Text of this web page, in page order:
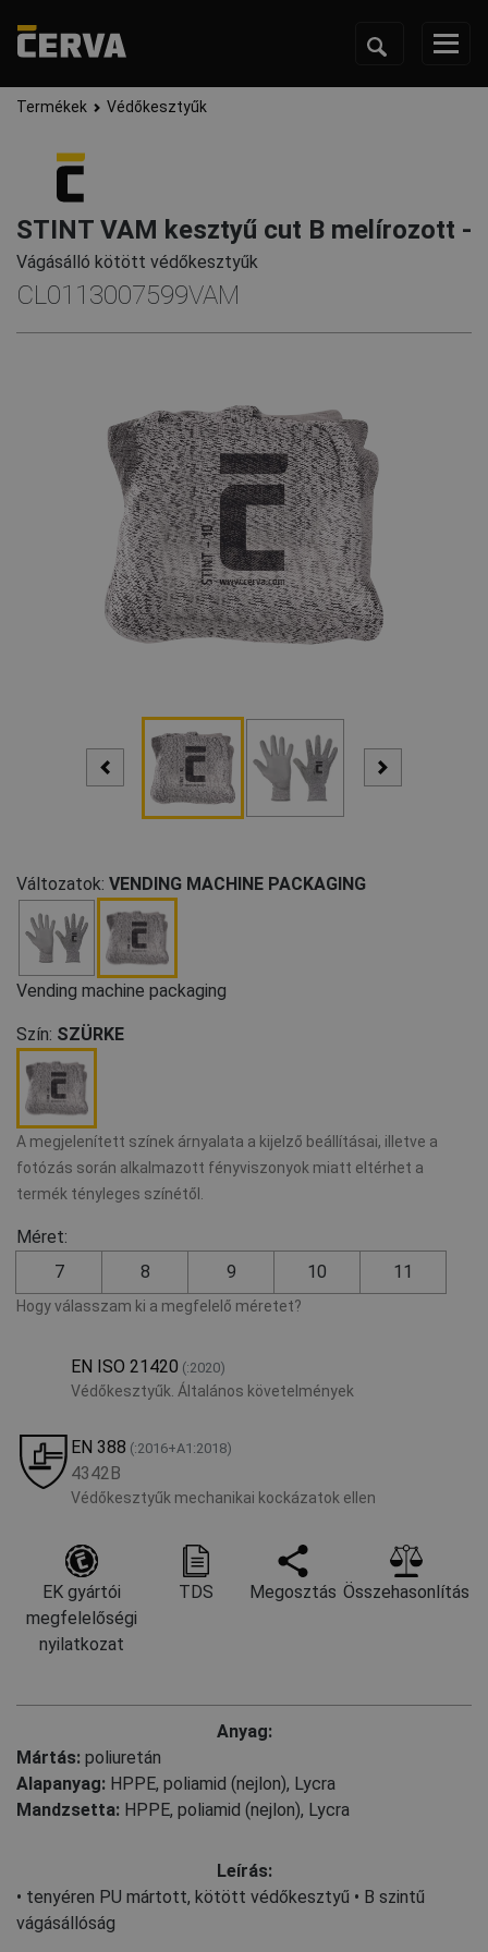
Termékek Védőkesztyűk
STINT VAM kesztyű cut B melírozott -
Vágásálló kötött védőkesztyűk
CL0113007599VAM
Változatok: VENDING MACHINE PACKAGING
Vending machine packaging
Szín: SZÜRKE
A megjelenített színek árnyalata a kijelző beállításai, illetve a
fotózás során alkalmazott fényviszonyok miatt eltérhet a
termék tényleges színétől.
Méret:
7
8 9 10 11
Hogy válasszam ki a megfelelő méretet?
EN ISO 21420 (:2020)
Védőkesztyűk. Általános követelmények
EN 388 (:2016+A1:2018)
4342B
Védőkesztyűk mechanikai kockázatok ellen
EK gyártói
megfelelőségi
nyilatkozat
TDS Megosztás Összehasonlítás
Anyag:
Mártás: poliuretán
Alapanyag: HPPE, poliamid (nejlon), Lycra
Mandzsetta: HPPE, poliamid (nejlon), Lycra
Leírás:
• tenyéren PU mártott, kötött védőkesztyű • B szintű
vágásállóság